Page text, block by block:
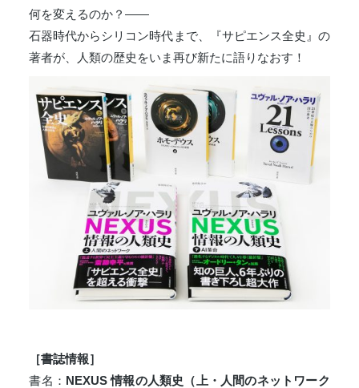
何を変えるのか？——
石器時代からシリコン時代まで、『サピエンス全史』の
著者が、人類の歴史をいま再び新たに語りなおす！
［書誌情報］
書名： NEXUS 情報の人類史（上・人間のネットワーク